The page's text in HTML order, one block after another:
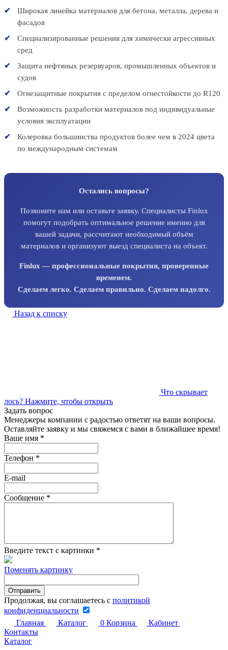
Широкая линейка материалов для бетона, металла, дерева и
фасадов
Специализированные решения для химически агрессивных
сред
Защита нефтяных резервуаров, промышленных объектов и
судов
Огнезащитные покрытия с пределом огнестойкости до R120
Возможность разработки материалов под индивидуальные
условия эксплуатации
Колеровка большинства продуктов более чем в 2024 цвета
по международным системам
Остались вопросы?
Позвоните нам или оставьте заявку. Специалисты Finlux
помогут подобрать оптимальное решение именно для
вашей задачи, рассчитают необходимый объём
материалов и организуют выезд специалиста на объект.
Finlux — профессиональные покрытия, проверенные
временем.
Сделаем легко. Сделаем правильно. Сделаем надолго.
Назад к списку
Что скрывает
лось? Нажмите, чтобы открыть
Задать вопрос
Менеджеры компании с радостью ответят на ваши вопросы.
Оставляйте заявку и мы свяжемся с вами в ближайшее время!
Ваше имя *
Телефон *
E-mail
Сообщение *
Введите текст с картинки *
Поменять картинку
Продолжая, вы соглашаетесь с политикой
конфиденциальности
Главная
Каталог 0 Корзина
Кабинет
Контакты
Каталог